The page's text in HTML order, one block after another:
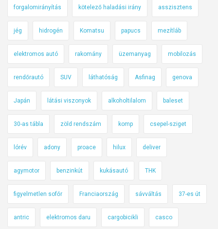
forgalomirányítás kötelező haladási irány asszisztens
jég hidrogén Komatsu papucs mezítláb
elektromos autó rakomány üzemanyag mobilozás
rendőrautó SUV láthatóság Asfinag genova
Japán látási viszonyok alkoholtilalom baleset
30-as tábla zöld rendszám komp csepel-sziget
lórév adony proace hilux deliver
agymotor benzinkút kukásautó THK
figyelmetlen sofőr Franciaország sávváltás 37-es út
antric elektromos daru cargobicikli casco